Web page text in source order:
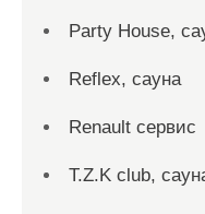
Party House,
Reflex, сауна
Renault сервис
T.Z.K club,